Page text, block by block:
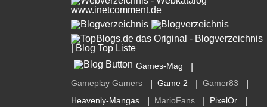
Games-Mag
Gameplay Gamers Game 2 Gamer83
Heavenly-Mangas MarioFans PixelOr